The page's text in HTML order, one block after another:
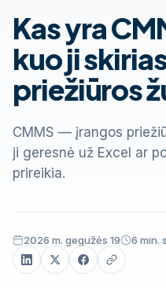
Kas yra
kuo ji
priežiūros
CMMS — įrangos
ji geresnė už Excel ar
prireikia.
2026 m. gegužės 19 6 min.